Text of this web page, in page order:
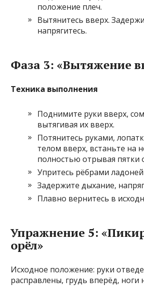
положение плеч.
Вытянитесь вверх.
напрягитесь.
Фаза 3: «Вытяжение
Техника выполнения
Поднимите руки вверх,
вытягивая их вверх.
Потянитесь руками,
телом вверх, встаньте на
полностью отрывая пятки
Упритесь рёбрами ладоней
Задержите дыхание,
Плавно вернитесь в
Упражнение 5:
орёл»
Исходное положение: руки
расправлены, грудь вперёд, ноги